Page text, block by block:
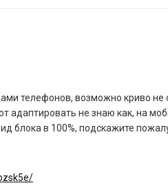
телефонов, возможно криво не
адаптировать не знаю как, на
блока в 100%, подскажите